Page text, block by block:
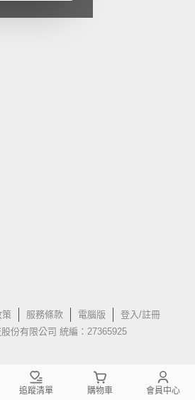
策 服務條款 電腦版
登入/註冊
份有限公司 統編：27365925
追蹤清單 購物車 會員中心